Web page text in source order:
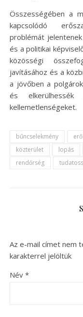
Összességében a
kapcsolódó
problémát
és a politikai
közösségi
javításához és a
a jövőben a
és elkerülhessék
kellemetlenségeket.
bűncselekmény
közterület
lopás
rendőrség
Az e-mail címet nem
karakterrel jelöltük
Név *